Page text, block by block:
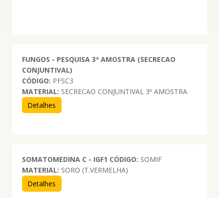
FUNGOS - PESQUISA 3ª AMOSTRA (SECRECAO
CONJUNTIVAL)
CÓDIGO: PFSC3
MATERIAL: SECRECAO CONJUNTIVAL 3ª AMOSTRA
Detalhes
SOMATOMEDINA C - IGF1 CÓDIGO: SOMIF
MATERIAL: SORO (T.VERMELHA)
Detalhes